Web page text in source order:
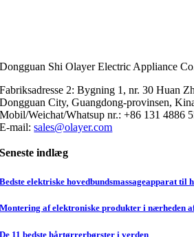
Dongguan Shi Olayer Electric Appliance
Fabriksadresse 2: Bygning 1, nr. 30 Huan
Dongguan City, Guangdong-provinsen,
Mobil/Weichat/Whatsup nr.: +86 131 4886
E-mail:sales@olayer.com
Seneste indlæg
Bedste elektriske hovedbundsmassageapparat til
Montering af elektroniske produkter i nærheden
De 11 bedste hårtørrerbørster i verden